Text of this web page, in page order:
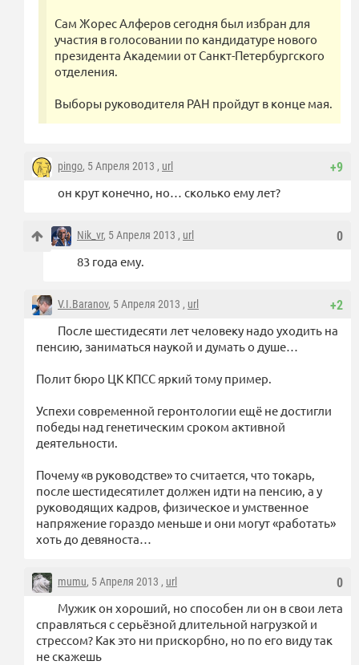
Сам Жорес Алферов сегодня был избран для
участия в голосовании по кандидатуре нового
президента Академии от Санкт-Петербургского
отделения.
Выборы руководителя РАН пройдут в конце мая.
+9
pingo, 5 Апреля 2013 , url
он крут конечно, но… сколько ему лет?
0
Nik_vr, 5 Апреля 2013 , url
83 года ему.
+2
V.I.Baranov, 5 Апреля 2013 , url
После шестидесяти лет человеку надо уходить на
пенсию, заниматься наукой и думать о душе…
Полит бюро ЦК КПСС яркий тому пример.
Успехи современной геронтологии ещё не достигли
победы над генетическим сроком активной
деятельности.
Почему «в руководстве» то считается, что токарь,
после шестидесятилет должен идти на пенсию, а у
руководящих кадров, физическое и умственное
напряжение гораздо меньше и они могут «работать»
хоть до девяноста…
0
mumu, 5 Апреля 2013 , url
Мужик он хороший, но способен ли он в свои лета
справляться с серьёзной длительной нагрузкой и
стрессом? Как это ни прискорбно, но по его виду так
не скажешь